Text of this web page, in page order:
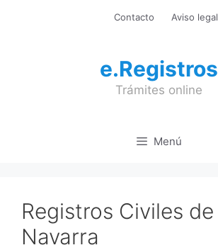
Contacto Aviso legal
e.Registros
Trámites online
Menú
Registros Civiles de
Navarra